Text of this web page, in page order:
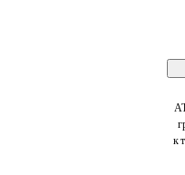
к